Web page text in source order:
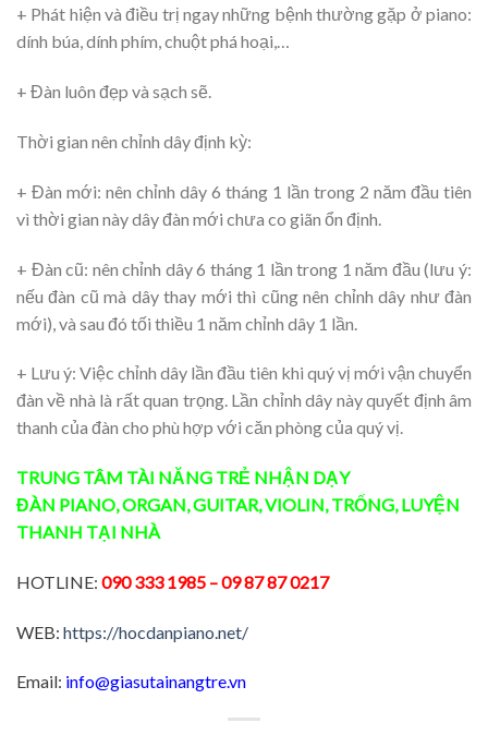
+ Phát hiện và điều trị ngay những bệnh thường gặp ở piano:
dính búa, dính phím, chuột phá hoại,…
+ Đàn luôn đẹp và sạch sẽ.
Thời gian nên chỉnh dây định kỳ:
+ Đàn mới: nên chỉnh dây 6 tháng 1 lần trong 2 năm đầu tiên
vì thời gian này dây đàn mới chưa co giãn ổn định.
+ Đàn cũ: nên chỉnh dây 6 tháng 1 lần trong 1 năm đầu (lưu ý:
nếu đàn cũ mà dây thay mới thì cũng nên chỉnh dây như đàn
mới), và sau đó tối thiều 1 năm chỉnh dây 1 lần.
+ Lưu ý: Việc chỉnh dây lần đầu tiên khi quý vị mới vận chuyển
đàn về nhà là rất quan trọng. Lần chỉnh dây này quyết định âm
thanh của đàn cho phù hợp với căn phòng của quý vị.
TRUNG TÂM TÀI NĂNG TRẺ NHẬN DẠY
ĐÀN PIANO,ORGAN,GUITAR,VIOLIN,TRỐNG,LUYỆN
THANH TẠI NHÀ
HOTLINE: 090 333 1985 – 09 87 87 0217
WEB: https://hocdanpiano.net/
Email: info@giasutainangtre.vn